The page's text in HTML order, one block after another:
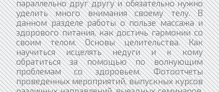
параллельно друг другу и обязательно нужно
уделить много внимания своему телу. В
данном разделе работы о пользе массажа и
здорового питания, как достичь гармонии со
своим телом. Основы целительства. Как
научиться исцелять недуги и к кому
обратиться за помощью по волнующим
проблемам со здоровьем. Фотоотчеты
проведенных мероприятий, выпускных курсов